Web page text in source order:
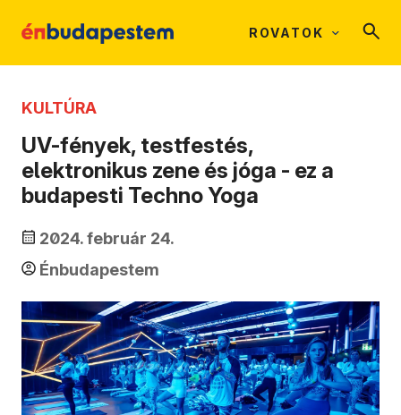
ROVATOK
KULTÚRA
UV-fények, testfestés,
elektronikus zene és jóga - ez a
budapesti Techno Yoga
2024. február 24.
Énbudapestem